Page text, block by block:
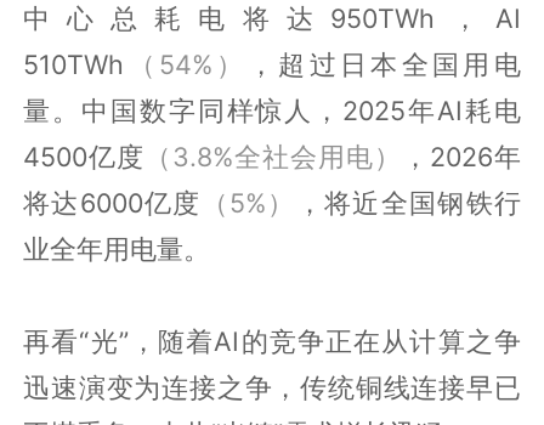
中心总耗电将达950TWh，AI
510TWh （54%）
，超过日本全国用电
量。中国数字同样惊人，2025年AI耗电
4500亿度 （3.8%全社会用电）
，2026年
将达6000亿度
（5%）
，将近全国钢铁行
业全年用电量。
再看“光”，随着AI的竞争正在从计算之争
迅速演变为连接之争，传统铜线连接早已